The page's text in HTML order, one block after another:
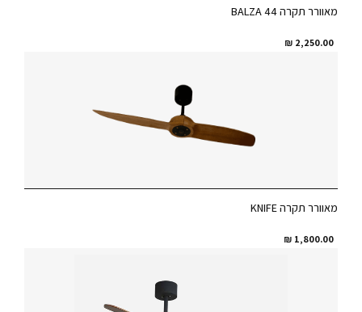
מאוורר תקרה BALZA 44
2,250.00
₪
מאוורר תקרה KNIFE
1,800.00
₪